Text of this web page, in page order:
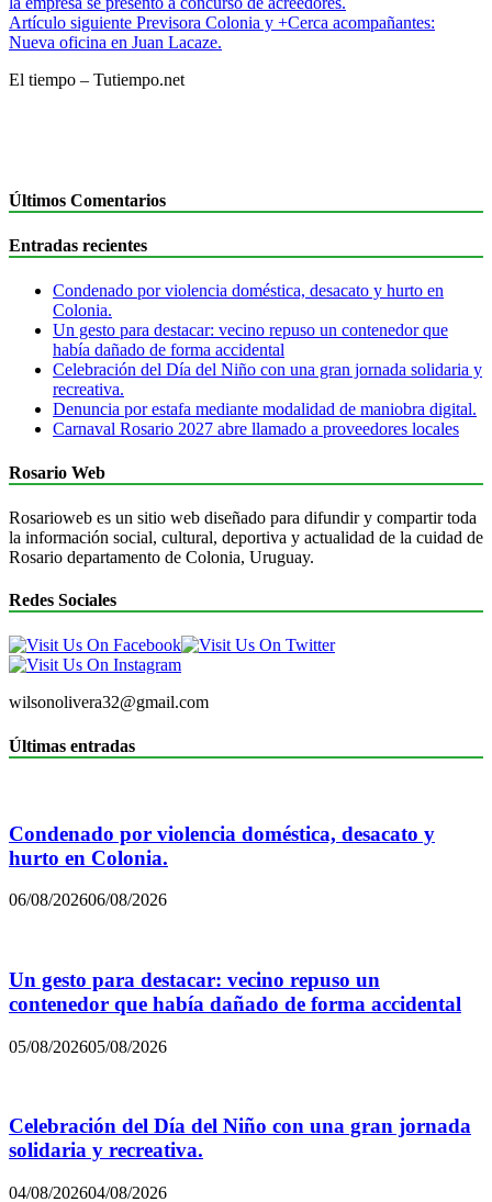
Artículo siguiente Previsora Colonia y +Cerca acompañantes:
Nueva oficina en Juan Lacaze.
El tiempo – Tutiempo.net
Últimos Comentarios
Entradas recientes
Condenado por violencia doméstica, desacato y hurto en
Colonia.
Un gesto para destacar: vecino repuso un contenedor que
había dañado de forma accidental
Celebración del Día del Niño con una gran jornada solidaria y
recreativa.
Denuncia por estafa mediante modalidad de maniobra digital.
Carnaval Rosario 2027 abre llamado a proveedores locales
Rosario Web
Rosarioweb es un sitio web diseñado para difundir y compartir toda
la información social, cultural, deportiva y actualidad de la cuidad de
Rosario departamento de Colonia, Uruguay.
Redes Sociales
wilsonolivera32@gmail.com
Últimas entradas
Condenado por violencia doméstica, desacato y
hurto en Colonia.
06/08/202606/08/2026
Un gesto para destacar: vecino repuso un
contenedor que había dañado de forma accidental
05/08/202605/08/2026
Celebración del Día del Niño con una gran jornada
solidaria y recreativa.
04/08/202604/08/2026